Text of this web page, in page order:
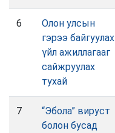
6
Олон улсын
гэрээ байгуулах
үйл ажиллагааг
сайжруулах
тухай
7
“Эбола” вируст
болон бусад